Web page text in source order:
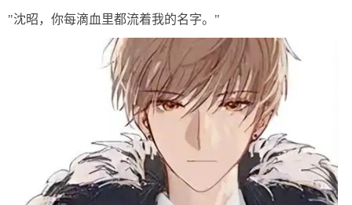
"沈昭，你每滴血里都流着我的名字。"